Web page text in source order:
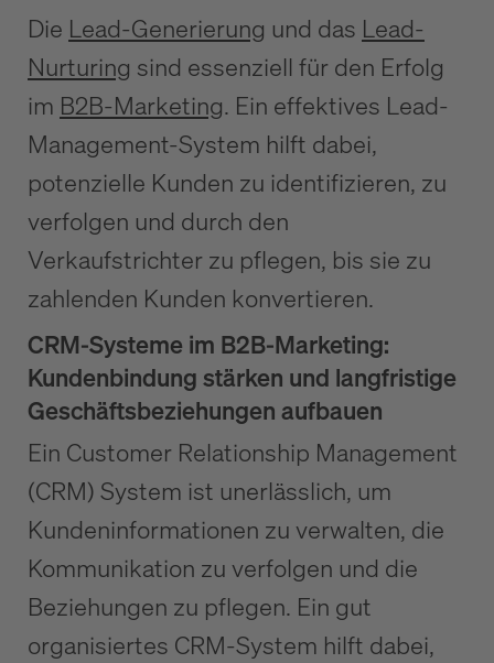
Die Lead-Generierung und das Lead-
Nurturing sind essenziell für den Erfolg
im B2B-Marketing. Ein effektives Lead-
Management-System hilft dabei,
potenzielle Kunden zu identifizieren, zu
verfolgen und durch den
Verkaufstrichter zu pflegen, bis sie zu
zahlenden Kunden konvertieren.
CRM-Systeme im B2B-Marketing:
Kundenbindung stärken und langfristige
Geschäftsbeziehungen aufbauen
Ein Customer Relationship Management
(CRM) System ist unerlässlich, um
Kundeninformationen zu verwalten, die
Kommunikation zu verfolgen und die
Beziehungen zu pflegen. Ein gut
organisiertes CRM-System hilft dabei,